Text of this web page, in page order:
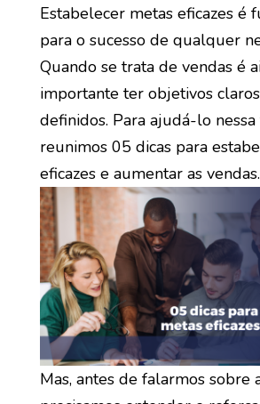
Estabelecer metas eficazes é
para o sucesso de qualquer
Quando se trata de vendas é
importante ter objetivos
definidos. Para ajudá-lo nessa
reunimos 05 dicas para
eficazes e aumentar as vendas.
Mas, antes de falarmos sobre